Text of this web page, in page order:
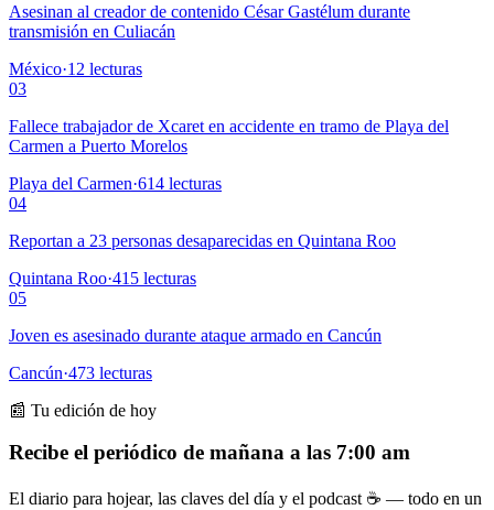
Asesinan al creador de contenido César Gastélum durante
transmisión en Culiacán
México·12 lecturas
03
Fallece trabajador de Xcaret en accidente en tramo de Playa del
Carmen a Puerto Morelos
Playa del Carmen·614 lecturas
04
Reportan a 23 personas desaparecidas en Quintana Roo
Quintana Roo·415 lecturas
05
Joven es asesinado durante ataque armado en Cancún
Cancún·473 lecturas
📰 Tu edición de hoy
Recibe el periódico de mañana a las 7:00 am
El diario para hojear, las claves del día y el podcast ☕ — todo en un